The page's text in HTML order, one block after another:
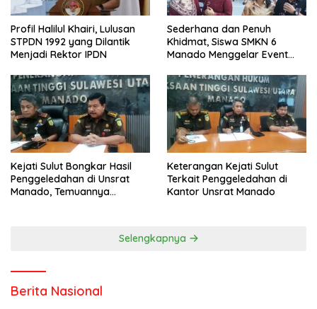
Profil Halilul Khairi, Lulusan
STPDN 1992 yang Dilantik
Menjadi Rektor IPDN
Sederhana dan Penuh
Khidmat, Siswa SMKN 6
Manado Menggelar Event
Kejati Sulut Bongkar Hasil
Penggeledahan di Unsrat
Manado, Temuannya
Keterangan Kejati Sulut
Terkait Penggeledahan di
Kantor Unsrat Manado
Selengkapnya
Berita Nasional